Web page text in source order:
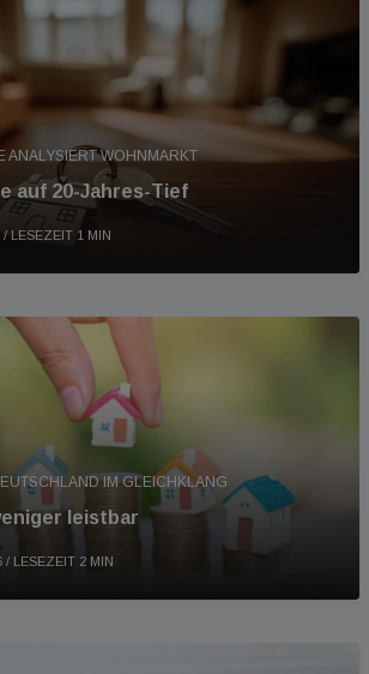
ANALYSIERT WOHNMARKT
auf 20-Jahres-Tief
/ LESEZEIT 1 MIN
IM GLEICHKLANG
leistbar
/ LESEZEIT 2 MIN